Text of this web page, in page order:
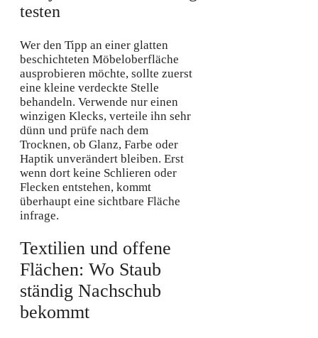
testen
Wer den Tipp an einer glatten
beschichteten Möbeloberfläche
ausprobieren möchte, sollte zuerst
eine kleine verdeckte Stelle
behandeln. Verwende nur einen
winzigen Klecks, verteile ihn sehr
dünn und prüfe nach dem
Trocknen, ob Glanz, Farbe oder
Haptik unverändert bleiben. Erst
wenn dort keine Schlieren oder
Flecken entstehen, kommt
überhaupt eine sichtbare Fläche
infrage.
Textilien und offene
Flächen: Wo Staub
ständig Nachschub
bekommt